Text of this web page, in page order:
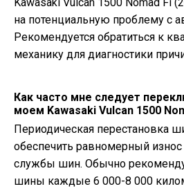
на потенциальную проблему с
Рекомендуется обратиться к
механику для диагностики
Как часто мне следует
моем Kawasaki Vulcan 1500
Периодическая перестановка
обеспечить равномерный
службы шин. Обычно
шины каждые 6 000-8 000